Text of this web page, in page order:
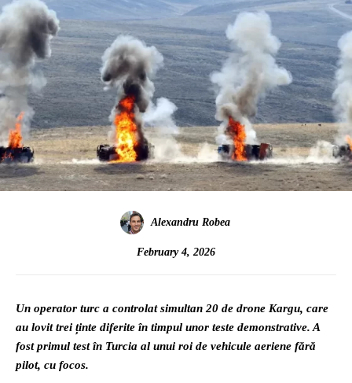
Alexandru Robea
February 4, 2026
Un operator turc a controlat simultan 20 de drone Kargu, care
au lovit trei ținte diferite în timpul unor teste demonstrative. A
fost primul test în Turcia al unui roi de vehicule aeriene fără
pilot, cu focos.